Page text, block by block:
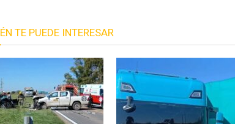
TE PUEDE INTERESAR